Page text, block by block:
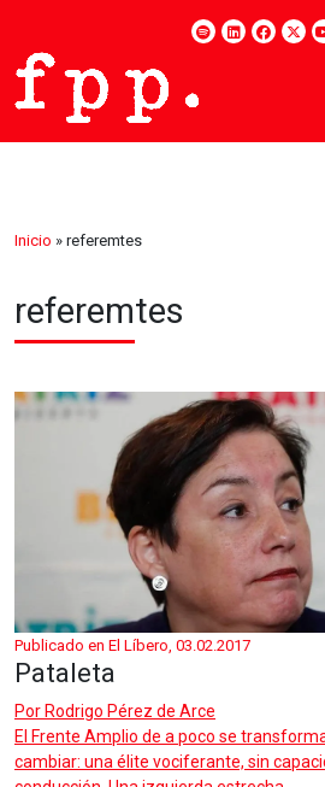
Inicio » referemtes
referemtes
Publicado en El Líbero, 03.02.2017
Pataleta
Por Rodrigo Pérez de Arce
El Frente Amplio de a poco se
cambiar: una élite vociferante, sin